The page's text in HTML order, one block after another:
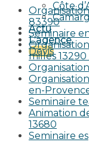
Côte
Actu
L’agence
Devis
83390
Seminaire
milles
en-
Seminaire
Animation
13680
Seminaire